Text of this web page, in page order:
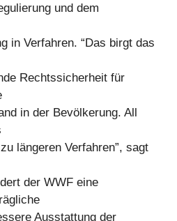
und dem
in Verfahren. “Das birgt das
Rechtssicherheit für
in der Bevölkerung. All
längeren Verfahren”, sagt
der WWF eine
Ausstattung der